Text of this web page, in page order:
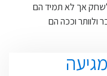
לשחק אך לא תמיד הם
וככה הם